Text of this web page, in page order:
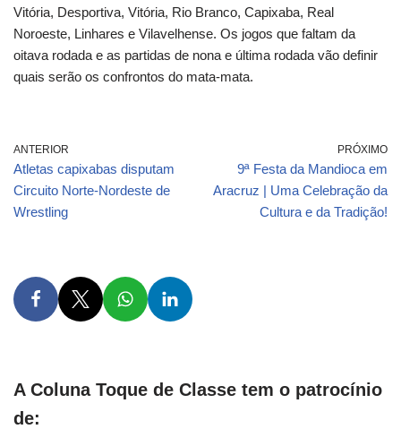
Vitória, Desportiva, Vitória, Rio Branco, Capixaba, Real
Noroeste, Linhares e Vilavelhense. Os jogos que faltam da
oitava rodada e as partidas de nona e última rodada vão definir
quais serão os confrontos do mata-mata.
ANTERIOR
Atletas capixabas disputam
Circuito Norte-Nordeste de
Wrestling
PRÓXIMO
9ª Festa da Mandioca em
Aracruz | Uma Celebração da
Cultura e da Tradição!
A Coluna Toque de Classe tem o patrocínio
de: